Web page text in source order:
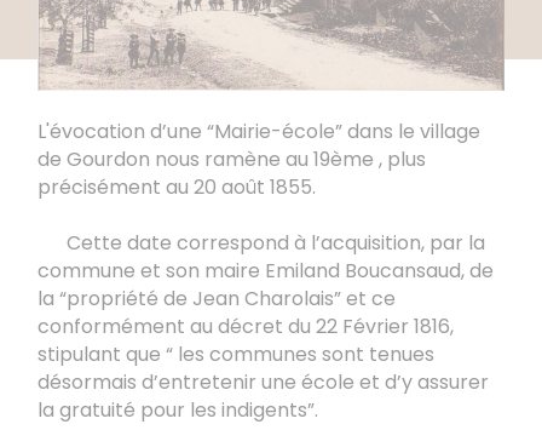
L'évocation d’une “Mairie-école” dans le village
de Gourdon nous ramène au 19ème , plus
précisément au 20 août 1855.
Cette date correspond à l’acquisition, par la
commune et son maire Emiland Boucansaud, de
la “propriété de Jean Charolais” et ce
conformément au décret du 22 Février 1816,
stipulant que “ les communes sont tenues
désormais d’entretenir une école et d’y assurer
la gratuité pour les indigents”.